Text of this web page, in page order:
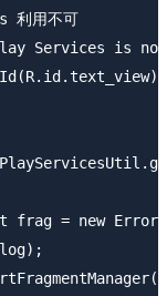
利用不可
Services is
frag = new